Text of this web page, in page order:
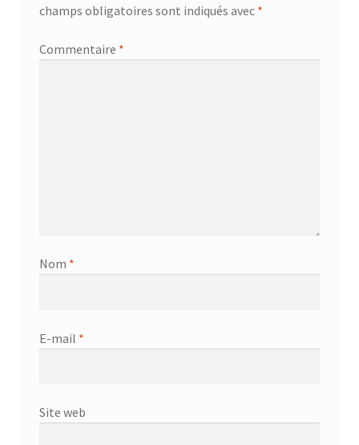
champs obligatoires sont indiqués avec *
Commentaire *
Nom *
E-mail *
Site web